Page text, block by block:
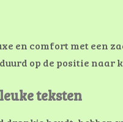
en comfort met een
op de positie naar
teksten